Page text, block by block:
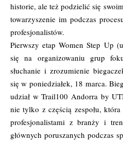
historie, ale też podzielić się
towarzyszenie im podczas
profesjonalistów.
Pierwszy etap Women Step Up
się na organizowaniu grup
słuchanie i zrozumienie
się w poniedziałek, 18 marca.
udział w Trail100 Andorra by
nie tylko z częścią zespołu,
profesjonalistami z branży i
głównych poruszanych podczas